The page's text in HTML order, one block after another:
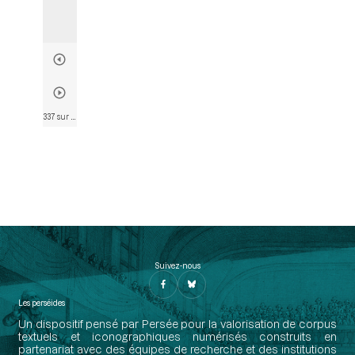
Suivez-nous
Les perséides
Un dispositif pensé par Persée pour la valorisation de corpus
textuels et iconographiques numérisés construits en
partenariat avec des équipes de recherche et des institutions